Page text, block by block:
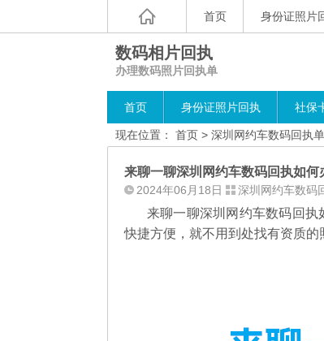
首页 身份证照片
数码相片回执
办理数码照片回执单
首页 身份证照片回执 社保
现在位置： 首页 > 深圳网约车数码回执单
来聊一聊深圳网约车数码回执如何
2024年06月18日 深圳网约车数码
来聊一聊深圳网约车数码回
快捷方便，就不用到处找有资质的